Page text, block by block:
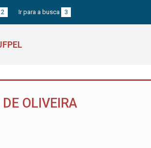
2 Ir para a busca 3
OLIVEIRA